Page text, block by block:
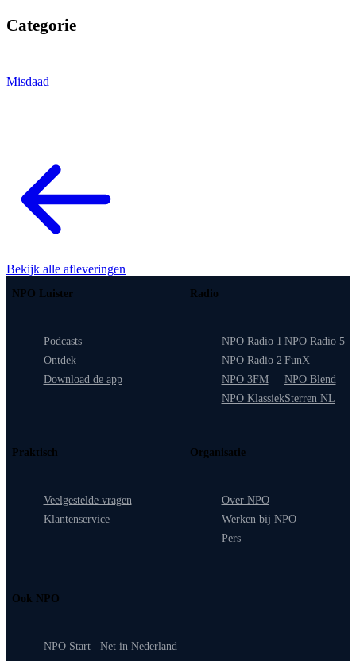
Categorie
Misdaad
Bekijk alle afleveringen
NPO Luister
Podcasts
Ontdek
Download de app
Radio
NPO Radio 1
NPO Radio 2
NPO 3FM
NPO Klassiek
NPO Radio 5
FunX
NPO Blend
Sterren NL
Praktisch
Veelgestelde vragen
Klantenservice
Organisatie
Over NPO
Werken bij NPO
Pers
Ook NPO
NPO Start
Net in Nederland